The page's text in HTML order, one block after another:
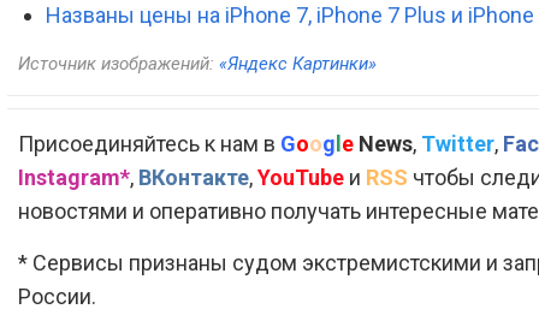
Названы цены на iPhone 7, iPhone 7 Plus и iPhone
Источник изображений: «Яндекс Картинки»
Присоединяйтесь к нам в Google News, Twitter,
Instagram*, ВКонтакте,YouTube и RSS чтобы
новостями и оперативно получать интересные
* Сервисы признаны судом экстремистскими и
России.